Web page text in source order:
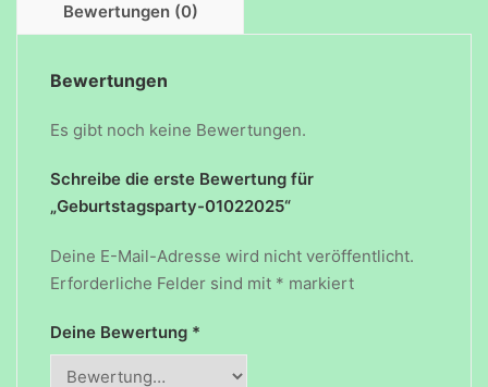
Bewertungen (0)
Bewertungen
Es gibt noch keine Bewertungen.
Schreibe die erste Bewertung für
„Geburtstagsparty-01022025“
Deine E-Mail-Adresse wird nicht veröffentlicht.
Erforderliche Felder sind mit * markiert
Deine Bewertung *